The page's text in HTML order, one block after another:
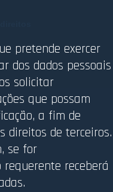
pretende exercer
dos dados pessoais
solicitar
que possam
a fim de
direitos de terceiros.
se for
receberá